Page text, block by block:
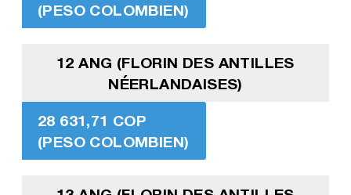
(PESO COLOMBIEN)
12 ANG (FLORIN DES ANTILLES
NÉERLANDAISES)
28 631,71 COP
(PESO COLOMBIEN)